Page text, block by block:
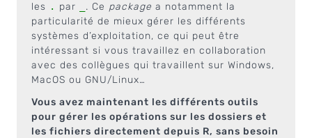
les . par . Ce package a notamment la
particularité de mieux gérer les différents
systèmes d’exploitation, ce qui peut être
intéressant si vous travaillez en collaboration
avec des collègues qui travaillent sur Windows,
MacOS ou GNU/Linux…
Vous avez maintenant les différents outils
pour gérer les opérations sur les dossiers et
les fichiers directement depuis R, sans besoin